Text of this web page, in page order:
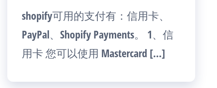
shopify可用的支付有：信用卡、
PayPal、Shopify Payments。 1、信
用卡 您可以使用 Mastercard […]